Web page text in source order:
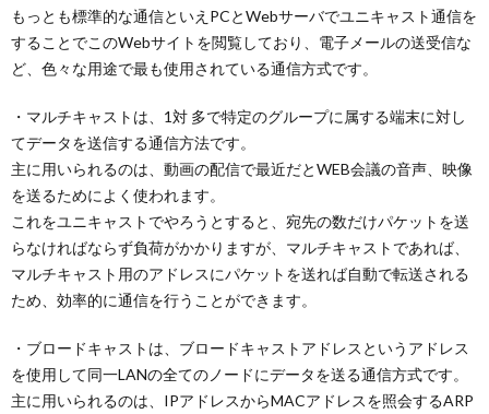
もっとも標準的な通信といえPCとWebサーバでユニキャスト通信を
することでこのWebサイトを閲覧しており、電子メールの送受信な
ど、色々な用途で最も使用されている通信方式です。
・マルチキャストは、1対 多で特定のグループに属する端末に対し
てデータを送信する通信方法です。
主に用いられるのは、動画の配信で最近だとWEB会議の音声、映像
を送るためによく使われます。
これをユニキャストでやろうとすると、宛先の数だけパケットを送
らなければならず負荷がかかりますが、マルチキャストであれば、
マルチキャスト用のアドレスにパケットを送れば自動で転送される
ため、効率的に通信を行うことができます。
・ブロードキャストは、ブロードキャストアドレスというアドレス
を使用して同一LANの全てのノードにデータを送る通信方式です。
主に用いられるのは、IPアドレスからMACアドレスを照会するARP